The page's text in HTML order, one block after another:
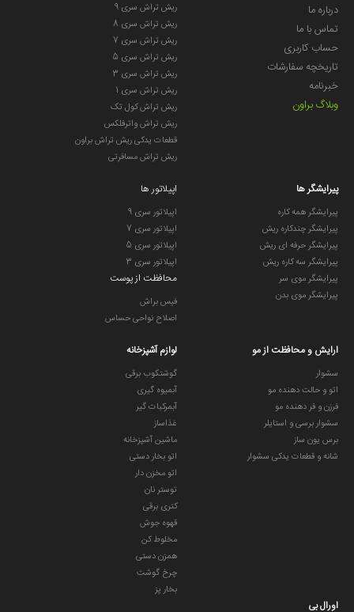
درباره ما
تماس با ما
حساب کاربری
تاریخچه سفارشات
خبرنامه
وبلاگ براون
ریش تراش سری 9
ریش تراش سری 8
ریش تراش سری 7
ریش تراش سری 5
ریش تراش سری 3
ریش تراش سری 1
ریش تراش کول تک
ریش تراش واترفلکس
قطعات یدکی ریش تراش براون
ریش تراش مسافرتی
پیرایشگر ها
پیرایشگر همه کاره
پیرایشگر چندکاره ریش
پیرایشگر حرفه ای ریش
پیرایشگر سه کاره ریش
پیرایشگر موی سر
پیرایشگر موی بدن
اپیلاتور ها
اپیلاتور سری 9
اپیلاتور سری 7
اپیلاتور سری 5
اپیلاتور سری 3
محافظت از پوست
فیس براش
اصلاح نواحی حساس
ارایش و محافظت از مو
سشوار
اتو و حالت دهنده مو
فرزن و فر دهنده مو
سشوار برسی و استایلر
برس یون ساز
شانه و قطعات یدکی سشوار
لوازم آشپزخانه
گوشتکوب برقی
آبمیوه گیری
آبمرکبات گیر
غذاساز
ماشین آشپزخانه
اتو بخار دستی
اتو مخزن دار
توستر نان
کتری برقی
قهوه جوش
مخلوط کن
همزن دستی
چرخ گوشت
بخار پز
اورال بی